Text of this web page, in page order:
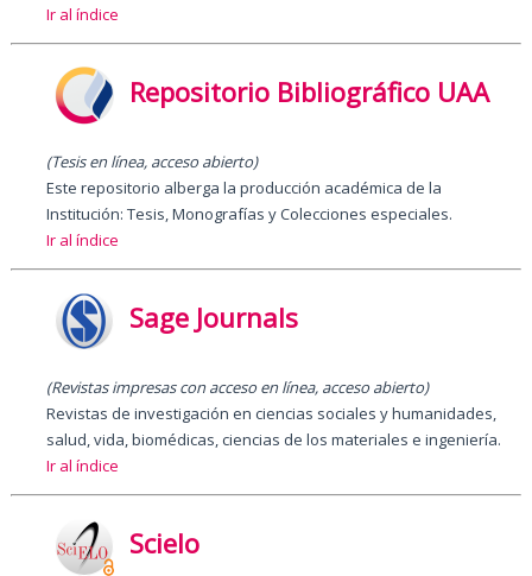
Ir al índice
Repositorio Bibliográfico UAA
(Tesis en línea, acceso abierto)
Este repositorio alberga la producción académica de la
Institución: Tesis, Monografías y Colecciones especiales.
Ir al índice
Sage Journals
(Revistas impresas con acceso en línea, acceso abierto)
Revistas de investigación en ciencias sociales y humanidades,
salud, vida, biomédicas, ciencias de los materiales e ingeniería.
Ir al índice
Scielo